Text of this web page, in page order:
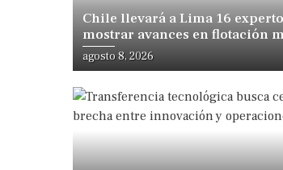
Chile llevará a Lima 16
mostrar avances en flotación
agosto 8, 2026